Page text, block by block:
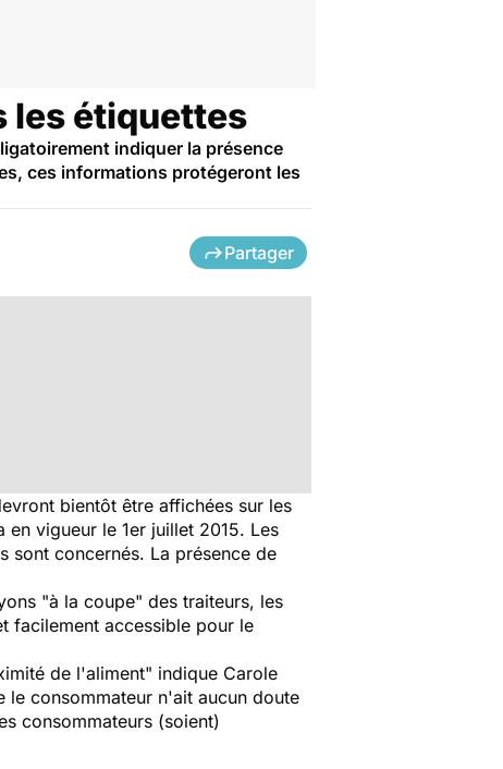
les étiquettes
indiquer la présence
ces informations protégeront les
Partager
bientôt être affichées sur les
en vigueur le 1er juillet 2015. Les
sont concernés. La présence de
"à la coupe" des traiteurs, les
facilement accessible pour le
de l'aliment" indique Carole
le consommateur n'ait aucun doute
consommateurs (soient)